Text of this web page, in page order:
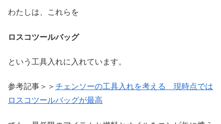
わたしは、これらを
ロスコツールバッグ
という工具入れに入れています。
参考記事＞＞ チェンソーの工具入れを考える 現時点では
ロスコツールバッグが最高